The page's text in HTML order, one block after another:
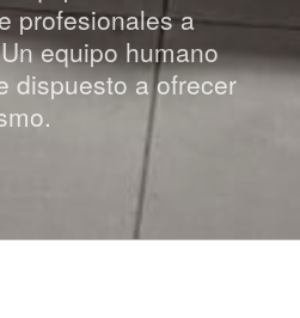
profesionales a
equipo humano
dispuesto a ofrecer